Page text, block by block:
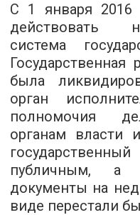
С 1 января 2016
действовать
система
Государственная
была
орган
полномочия
органам власти
публичным, а
документы на
виде перестали